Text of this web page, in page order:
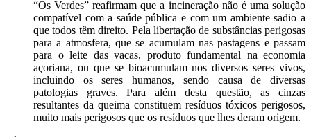
“Os Verdes” reafirmam que a incineração não é uma solução
compatível com a saúde pública e com um ambiente sadio a
que todos têm direito. Pela libertação de substâncias perigosas
para a atmosfera, que se acumulam nas pastagens e passam
para o leite das vacas, produto fundamental na economia
açoriana, ou que se bioacumulam nos diversos seres vivos,
incluindo os seres humanos, sendo causa de diversas
patologias graves. Para além desta questão, as cinzas
resultantes da queima constituem resíduos tóxicos perigosos,
muito mais perigosos que os resíduos que lhes deram origem.